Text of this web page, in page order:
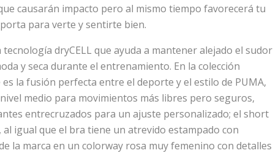
causarán impacto pero al mismo tiempo favorecerá tu
para verte y sentirte bien.
tecnología dryCELL que ayuda a mantener alejado el sudor
y seca durante el entrenamiento. En la colección
la fusión perfecta entre el deporte y el estilo de PUMA,
medio para movimientos más libres pero seguros,
entrecruzados para un ajuste personalizado; el short
igual que el bra tiene un atrevido estampado con
la marca en un colorway rosa muy femenino con detalles